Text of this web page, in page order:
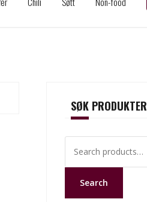
SØK PRODUKTER
for:
Search